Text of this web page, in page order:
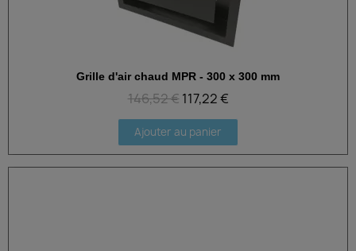
Aperçu rapide
Grille d'air chaud MPR - 300 x 300 mm
146,52 € 117,22 €
Ajouter au panier